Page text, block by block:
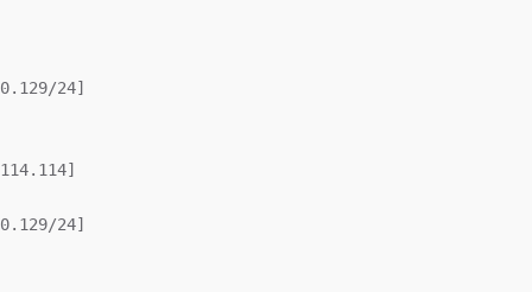
24]
24]